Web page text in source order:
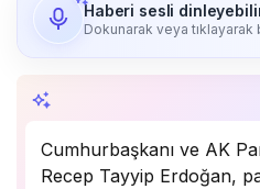
Haberi sesli
Dokunarak veya tıklayarak
Cumhurbaşkanı ve AK
Recep Tayyip Erdoğan,